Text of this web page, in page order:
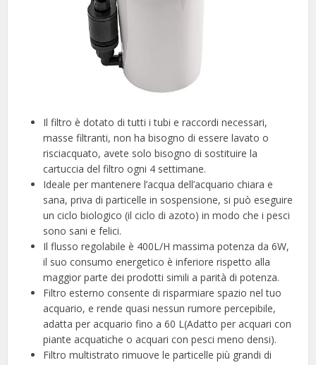
Il filtro è dotato di tutti i tubi e raccordi necessari,
masse filtranti, non ha bisogno di essere lavato o
risciacquato, avete solo bisogno di sostituire la
cartuccia del filtro ogni 4 settimane.
Ideale per mantenere l’acqua dell’acquario chiara e
sana, priva di particelle in sospensione, si può eseguire
un ciclo biologico (il ciclo di azoto) in modo che i pesci
sono sani e felici.
Il flusso regolabile è 400L/H massima potenza da 6W,
il suo consumo energetico è inferiore rispetto alla
maggior parte dei prodotti simili a parità di potenza.
Filtro esterno consente di risparmiare spazio nel tuo
acquario, e rende quasi nessun rumore percepibile,
adatta per acquario fino a 60 L(Adatto per acquari con
piante acquatiche o acquari con pesci meno densi).
Filtro multistrato rimuove le particelle più grandi di